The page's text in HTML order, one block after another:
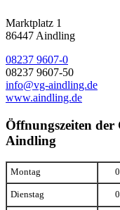
Marktplatz 1
86447 Aindling
08237 9607-0
08237 9607-50
info@vg-aindling.de
www.aindling.de
Öffnungszeiten der
Aindling
Montag
Dienstag